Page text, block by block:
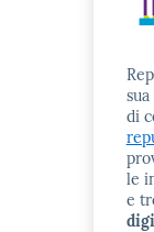
di
le
e